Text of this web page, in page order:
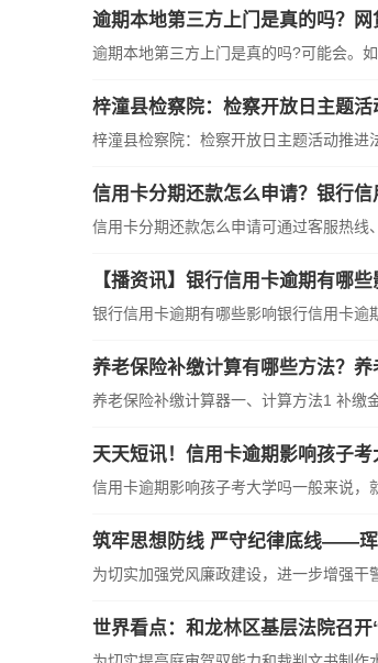
逾期本地第三方上门是真的吗？
逾期本地第三方上门是真的吗?可能会。
梓潼县检察院：检察开放日主题
梓潼县检察院：检察开放日主题活动推进
信用卡分期还款怎么申请？银行
信用卡分期还款怎么申请可通过客服热线
【播资讯】银行信用卡逾期有哪
银行信用卡逾期有哪些影响银行信用卡逾
养老保险补缴计算有哪些方法？养
养老保险补缴计算器一、计算方法1 补缴
天天短讯！信用卡逾期影响孩子
信用卡逾期影响孩子考大学吗一般来说，
筑牢思想防线 严守纪律底线——珲
为切实加强党风廉政建设，进一步增强干
世界看点：和龙林区基层法院召